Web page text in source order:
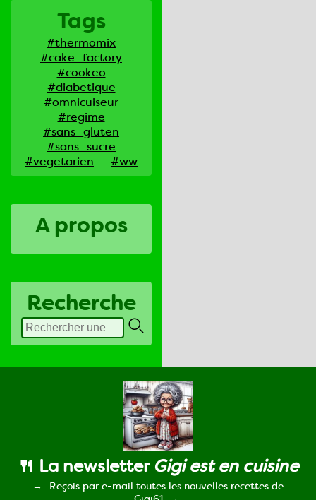
Tags
#thermomix
#cake_factory
#cookeo
#diabetique
#omnicuiseur
#regime
#sans_gluten
#sans_sucre
#vegetarien
#ww
A propos
Recherche
🍴 La newsletter Gigi est en cuisine
Reçois par e-mail toutes les nouvelles recettes de